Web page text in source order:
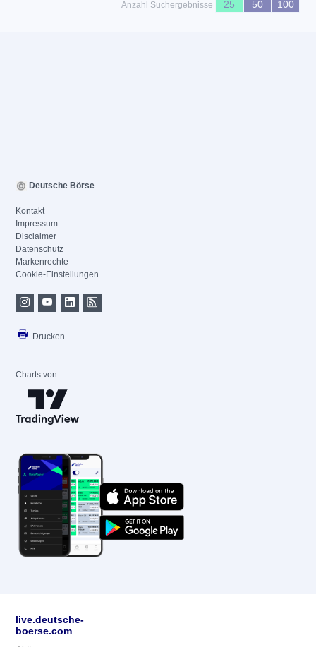
Anzahl Suchergebnisse
25 50 100
Deutsche Börse
Kontakt
Impressum
Disclaimer
Datenschutz
Markenrechte
Cookie-Einstellungen
Drucken
Charts von
live.deutsche-
boerse.com